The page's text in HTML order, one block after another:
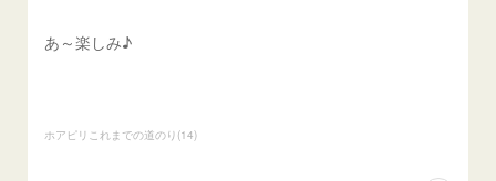
あ～楽しみ♪
ホアピリこれまでの道のり (14)